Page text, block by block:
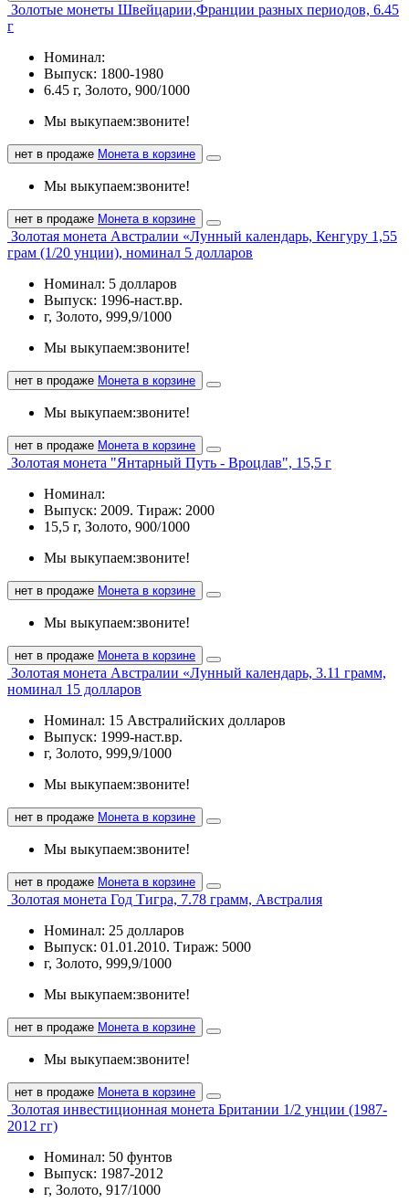
Золотые монеты Швейцарии,Франции разных периодов, 6.45
г
Номинал:
Выпуск: 1800-1980
6.45 г, Золото, 900/1000
Мы выкупаем:звоните!
нет в продаже Монета в корзине
Мы выкупаем:звоните!
нет в продаже Монета в корзине
Золотая монета Австралии «Лунный календарь, Кенгуру 1,55
грам (1/20 унции), номинал 5 долларов
Номинал: 5 долларов
Выпуск: 1996-наст.вр.
г, Золото, 999,9/1000
Мы выкупаем:звоните!
нет в продаже Монета в корзине
Мы выкупаем:звоните!
нет в продаже Монета в корзине
Золотая монета "Янтарный Путь - Вроцлав", 15,5 г
Номинал:
Выпуск: 2009. Тираж: 2000
15,5 г, Золото, 900/1000
Мы выкупаем:звоните!
нет в продаже Монета в корзине
Мы выкупаем:звоните!
нет в продаже Монета в корзине
Золотая монета Австралии «Лунный календарь, 3.11 грамм,
номинал 15 долларов
Номинал: 15 Австралийских долларов
Выпуск: 1999-наст.вр.
г, Золото, 999,9/1000
Мы выкупаем:звоните!
нет в продаже Монета в корзине
Мы выкупаем:звоните!
нет в продаже Монета в корзине
Золотая монета Год Тигра, 7.78 грамм, Австралия
Номинал: 25 долларов
Выпуск: 01.01.2010. Тираж: 5000
г, Золото, 999,9/1000
Мы выкупаем:звоните!
нет в продаже Монета в корзине
Мы выкупаем:звоните!
нет в продаже Монета в корзине
Золотая инвестиционная монета Британии 1/2 унции (1987-
2012 гг)
Номинал: 50 фунтов
Выпуск: 1987-2012
г, Золото, 917/1000